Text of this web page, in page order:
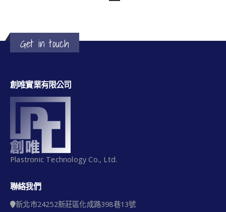
Get in touch
創唯實業有限公司
Plastronic Technology Co., Ltd.
聯絡我們
新北市24252新莊區化成路398巷13號